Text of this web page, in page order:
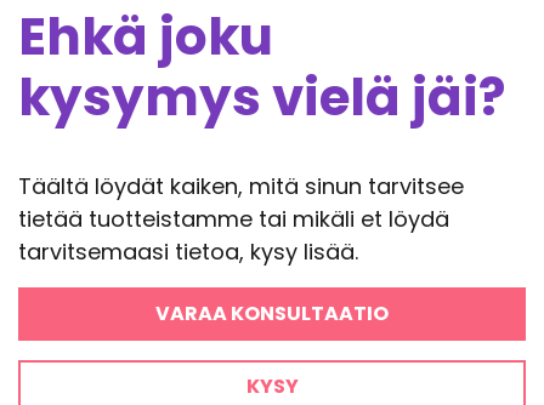
Ehkä joku
kysymys vielä jäi?
Täältä löydät kaiken, mitä sinun tarvitsee
tietää tuotteistamme tai mikäli et löydä
tarvitsemaasi tietoa, kysy lisää.
VARAA KONSULTAATIO
KYSY